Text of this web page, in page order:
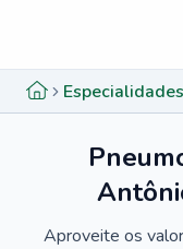
Especialidades
Aproveite os